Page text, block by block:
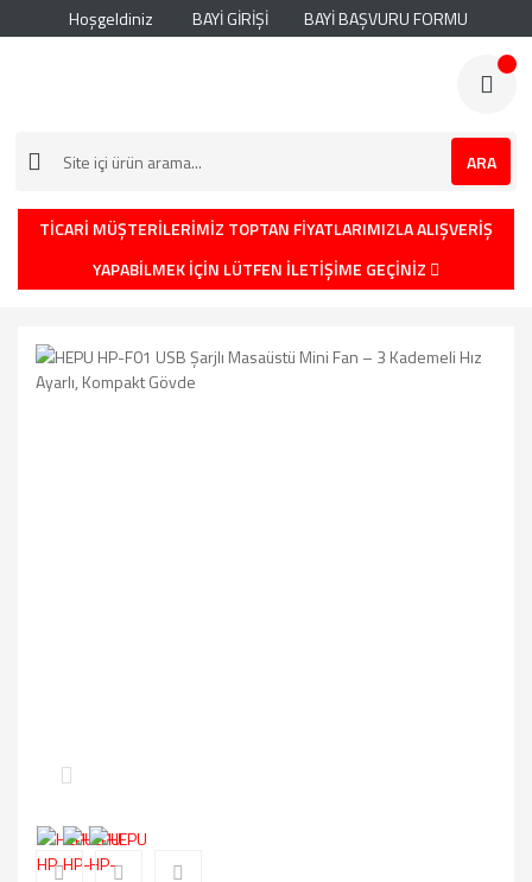
Hoşgeldiniz BAYİ GİRİŞİ BAYİ BAŞVURU FORMU
ARA
TİCARİ MÜŞTERİLERİMİZ TOPTAN FİYATLARIMIZLA ALIŞVERİŞ
YAPABİLMEK İÇİN LÜTFEN İLETİŞİME GEÇİNİZ